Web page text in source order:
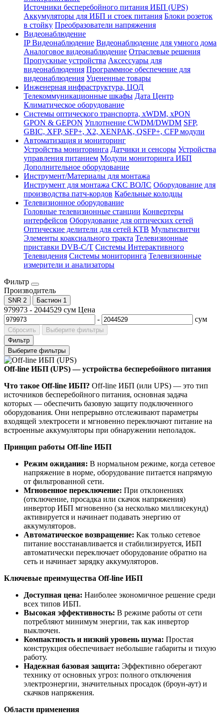
Источники бесперебойного питания ИБП (UPS)
Аккумуляторы для ИБП и стоек питания Блоки розеток
в стойку Преобразователи напряжения
Видеонаблюдение
IP Видеонаблюдение Видеонаблюдение для умного дома
Аналоговое видеонаблюдение Отраслевые решения
Пропускные устройства Аксессуары для
видеонаблюдения Программное обеспечение для
видеонаблюдения Уцененные товары
Инженерная инфраструктура, ЦОД
Телекоммуникационные шкафы Дата Центр
Климатичeское оборудование
Системы оптического транспорта, xWDM, xPON
GPON & GEPON Уплотнение CWDM/DWDM SFP,
GBIC, XFP, SFP+, X2, XENPAK, QSFP+, CFP модули
Автоматизация и мониторинг
Устройства мониторинга Датчики и сенсоры Устройства
управления питанием Модули мониторинга ИБП
Дополнительное оборудование
Инструмент/Материалы для монтажа
Инструмент для монтажа СКС ВОЛС Оборудование для
производства патч-кордов Кабельные колодцы
Телевизионное оборудование
Головные телевизионные станции Конвертеры
интерфейсов Оборудование для оптических сетей
Оптические делители для сетей КТВ Мультисвитчи
Элементы коаксиального тракта Телевизионные
приставки DVB-C/T Системы Интерактивного
Телевидения Системы мониторинга Телевизионные
измерители и анализаторы
Фильтр
Производитель
SNR 2 Бастион 1
979973 - 2044529 сум Цена
-
сум
Сбросить
Выберите фильтры
Фильтр
Выберите фильтры
Off-line ИБП (UPS) — устройства бесперебойного питания
Что такое Off-line ИБП? Off-line ИБП (или UPS) — это тип
источников бесперебойного питания, основная задача
которых — обеспечить базовую защиту подключенного
оборудования. Они непрерывно отслеживают параметры
входящей электросети и мгновенно переключают питание на
встроенные аккумуляторы при обнаружении неполадок.
Принцип работы Off-line ИБП
Режим ожидания: В нормальном режиме, когда сетевое
напряжение в норме, оборудование питается напрямую
от фильтрованной сети.
Мгновенное переключение: При отклонениях
(отключение, просадка или скачок напряжения)
инвертор ИБП мгновенно (за несколько миллисекунд)
активируется и начинает подавать энергию от
аккумуляторов.
Автоматическое возвращение: Как только сетевое
питание восстанавливается и стабилизируется, ИБП
автоматически переключает оборудование обратно на
сеть и начинает зарядку аккумуляторов.
Ключевые преимущества Off-line ИБП
Доступная цена: Наиболее экономичное решение среди
всех типов ИБП.
Высокая эффективность: В режиме работы от сети
потребляют минимум энергии, так как инвертор
выключен.
Компактность и низкий уровень шума: Простая
конструкция обеспечивает небольшие габариты и тихую
работу.
Надежная базовая защита: Эффективно оберегают
технику от основных угроз: полного отключения
электроэнергии, значительных просадок (броун-аут) и
скачков напряжения.
Области применения